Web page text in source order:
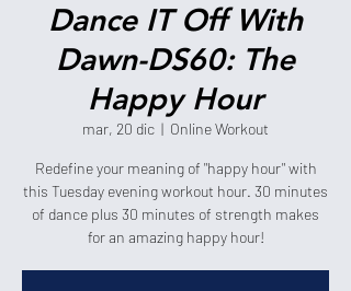
Dance IT Off With
Dawn-DS60: The
Happy Hour
mar, 20 dic
  |
Online Workout
Redefine your meaning of "happy hour" with
this Tuesday evening workout hour. 30 minutes
of dance plus 30 minutes of strength makes
for an amazing happy hour!